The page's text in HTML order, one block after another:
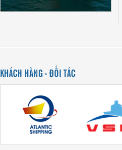
KHÁCH HÀNG - ĐỐI TÁC